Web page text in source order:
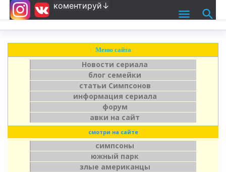
коментируй↓
Меню сайта
Новости сериала
блог семейки
статьи Симпсонов
информация сериала
форум
авки на сайт
смотри на сайте
симпсоны
южный парк
злые американцы